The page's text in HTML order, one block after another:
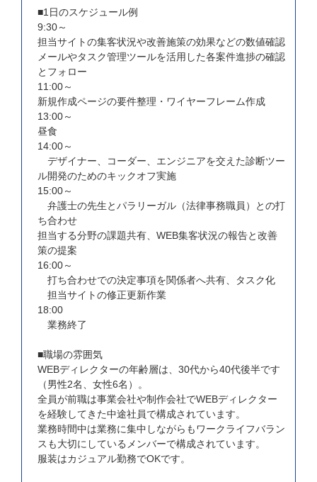
■1日のスケジュール例
9:30～
担当サイトの集客状況や改善施策の効果などの数値確認
メールやタスク管理ツールを活用した各案件進捗の確認
とフォロー
11:00～
新規作成ページの要件整理・ワイヤーフレーム作成
13:00～
昼食
14:00～
デザイナー、コーダー、エンジニアを交えた診断ツー
ル開発のためのキックオフ実施
15:00～
弁護士の先生とパラリーガル（法律事務職員）との打
ち合わせ
担当する分野の課題共有、WEB集客状況の報告と改善
策の提案
16:00～
打ち合わせでの決定事項を関係者へ共有、タスク化
担当サイトの修正更新作業
18:00
業務終了
■職場の雰囲気
WEBディレクターの年齢層は、30代から40代後半です
（男性2名、女性6名）。
全員が前職は事業会社や制作会社でWEBディレクター
を経験してきた中途社員で構成されています。
業務時間中は業務に集中しながらもワークライフバラン
スも大切にしているメンバーで構成されています。
服装はカジュアル勤務でOKです。